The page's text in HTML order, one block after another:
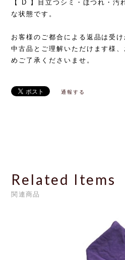
【 D 】目立つシミ・ほつれ・汚
な状態です。
お客様のご都合による返品は受
中古品とご理解いただけます様
めご了承くださいませ。
通報する
Related Items
関連商品